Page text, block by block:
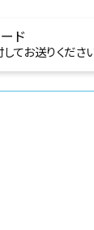
ド
てお送りください